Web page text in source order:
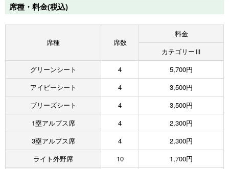
席種・料金(税込)
席種 席数
料金
カテゴリーⅢ
グリーンシート
4
5,700円
アイビーシート
4
3,500円
ブリーズシート
4
3,500円
1塁アルプス席
4
2,300円
3塁アルプス席
4
2,300円
ライト外野席
10
1,700円